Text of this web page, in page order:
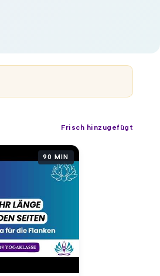
Frisch hinzugefügt
90 MIN